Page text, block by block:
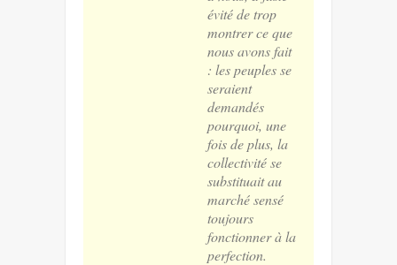
évité de trop
montrer ce que
nous avons fait
: les peuples se
seraient
demandés
pourquoi, une
fois de plus, la
collectivité se
substituait au
marché sensé
toujours
fonctionner à la
perfection.